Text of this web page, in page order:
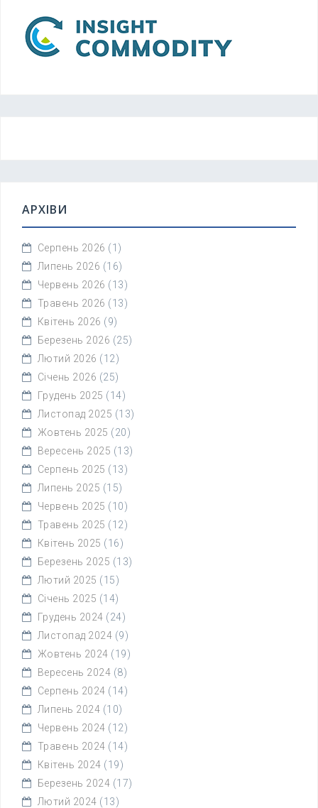
АРХІВИ
Серпень 2026 (1)
Липень 2026 (16)
Червень 2026 (13)
Травень 2026 (13)
Квітень 2026 (9)
Березень 2026 (25)
Лютий 2026 (12)
Січень 2026 (25)
Грудень 2025 (14)
Листопад 2025 (13)
Жовтень 2025 (20)
Вересень 2025 (13)
Серпень 2025 (13)
Липень 2025 (15)
Червень 2025 (10)
Травень 2025 (12)
Квітень 2025 (16)
Березень 2025 (13)
Лютий 2025 (15)
Січень 2025 (14)
Грудень 2024 (24)
Листопад 2024 (9)
Жовтень 2024 (19)
Вересень 2024 (8)
Серпень 2024 (14)
Липень 2024 (10)
Червень 2024 (12)
Травень 2024 (14)
Квітень 2024 (19)
Березень 2024 (17)
Лютий 2024 (13)